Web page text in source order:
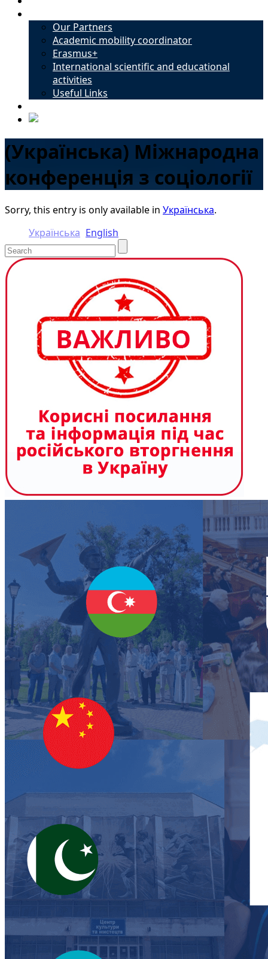
Our Partners
Academic mobility coordinator
Erasmus+
International scientific and educational
activities
Useful Links
(Українська) Міжнародна
конференція з соціології
Sorry, this entry is only available in Українська.
Українська English